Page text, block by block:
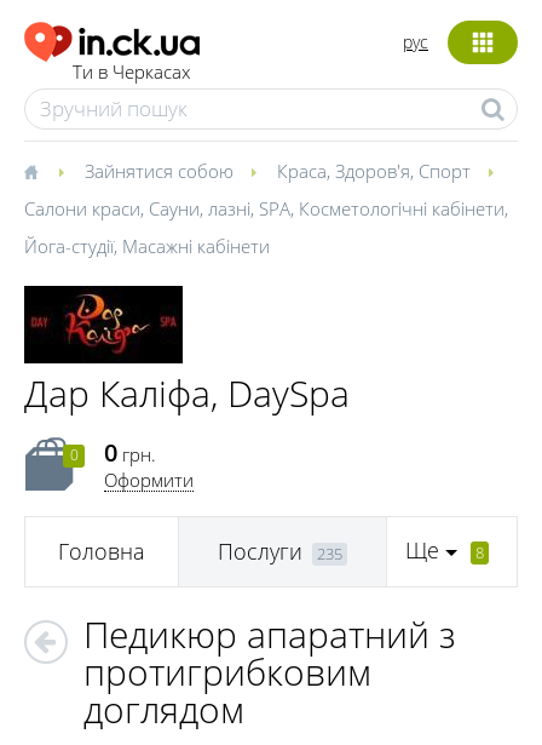
Ти в Черкасах
рус
Зайнятися собою Краса, Здоров'я, Спорт
Салони краси, Сауни, лазні, SPA, Косметологічні кабінети,
Йога-студії, Масажні кабінети
Дар Каліфа, DaySpa
0 0 грн.
Оформити
Головна Послуги 235 Ще 8
Педикюр апаратний з
протигрибковим
доглядом